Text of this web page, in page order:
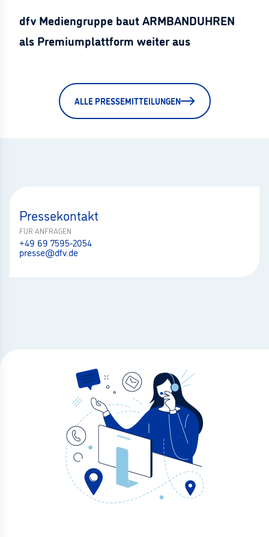
dfv Mediengruppe baut ARMBANDUHREN
als Premiumplattform weiter aus
ALLE PRESSEMITTEILUNGEN
Pressekontakt
FÜR ANFRAGEN
+49 69 7595-2054
presse@dfv.de